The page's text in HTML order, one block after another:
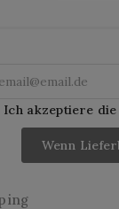
Ich akzeptiere
Wenn